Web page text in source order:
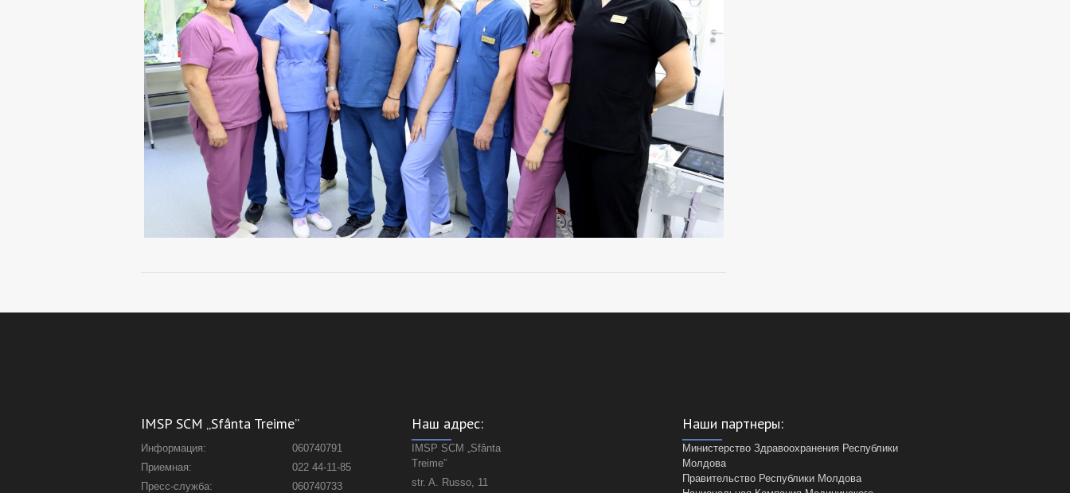
IMSP SCM „Sfânta Treime”
Информация:
060740791
Приемная:
022 44-11-85
Пресс-служба:
060740733
Наш адрес:
IMSP SCM „Sfânta
Treime”
str. A. Russo, 11
Наши партнеры:
Министерство Здравоохранения Республики
Молдова
Правительство Республики Молдова